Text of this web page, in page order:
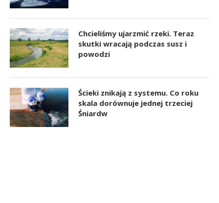
Chcieliśmy ujarzmić rzeki. Teraz
skutki wracają podczas susz i
powodzi
Ścieki znikają z systemu. Co roku
skala dorównuje jednej trzeciej
Śniardw